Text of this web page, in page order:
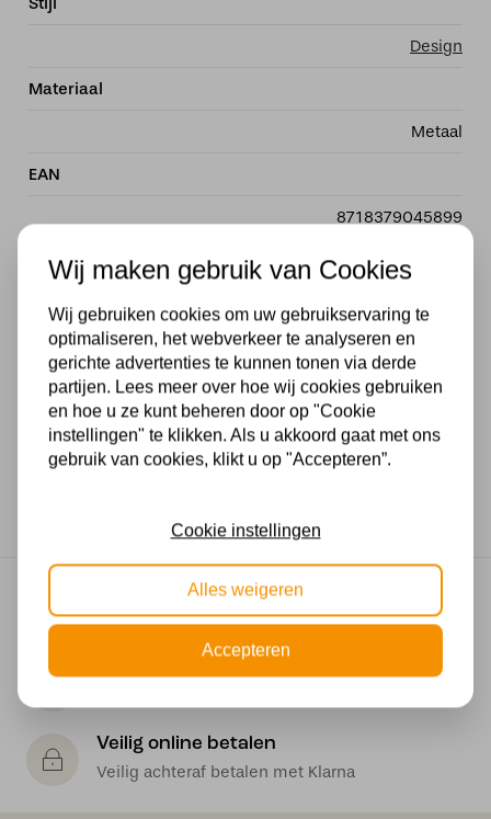
Design
Materiaal
Metaal
EAN
8718379045899
Dimbaar
Ja, in combinatie met een externe dimmer, Drie stappen
dim met eigen schakelaar
Voltage
Wattage
Gratis verzending
Gratis verzending in NL vanaf € 50,-
Veilig online betalen
Veilig achteraf betalen met Klarna
Wij maken gebruik van Cookies
Wij gebruiken cookies om uw gebruikservaring te
optimaliseren, het webverkeer te analyseren en
gerichte advertenties te kunnen tonen via derde
partijen. Lees meer over hoe wij cookies gebruiken
en hoe u ze kunt beheren door op "Cookie
instellingen" te klikken. Als u akkoord gaat met ons
gebruik van cookies, klikt u op "Accepteren”.
Cookie instellingen
Alles weigeren
Accepteren